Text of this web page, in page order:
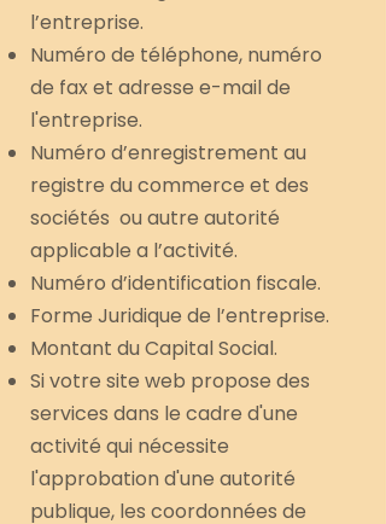
l’entreprise.
Numéro de téléphone, numéro
de fax et adresse e-mail de
l'entreprise.
Numéro d’enregistrement au
registre du commerce et des
sociétés ou autre autorité
applicable a l’activité.
Numéro d’identification fiscale.
Forme Juridique de l’entreprise.
Montant du Capital Social.
Si votre site web propose des
services dans le cadre d'une
activité qui nécessite
l'approbation d'une autorité
publique, les coordonnées de